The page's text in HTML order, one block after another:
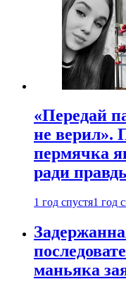
«Передай
не верил».
пермячка
ради
1 год спустя1 год
маньяка